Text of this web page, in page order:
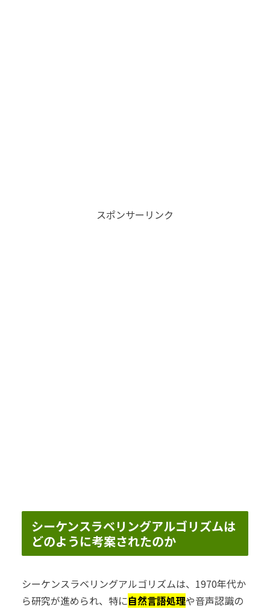
スポンサーリンク
シーケンスラベリングアルゴリズムは
どのように考案されたのか
シーケンスラベリングアルゴリズムは、1970年代か
ら研究が進められ、特に自然言語処理や音声認識の